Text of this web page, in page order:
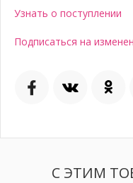
Узнать о поступлении
Подписаться на
С ЭТИМ